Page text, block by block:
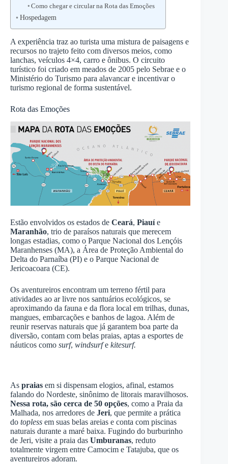
Como chegar e circular na Rota das Emoções
Hospedagem
A experiência traz ao turista uma mistura de paisagens e
recursos no trajeto feito com diversos meios, como
lanchas, veículos 4×4, carro e ônibus. O circuito
turístico foi criado em meados de 2005 pelo Sebrae e o
Ministério do Turismo para alavancar e incentivar o
turismo regional de forma sustentável.
Rota das Emoções
Estão envolvidos os estados de Ceará, Piauíe
Maranhão, trio de paraísos naturais que merecem
longas estadias, como o Parque Nacional dos Lençóis
Maranhenses (MA), a Área de Proteção Ambiental do
Delta do Parnaíba (PI) e o Parque Nacional de
Jericoacoara (CE).
Os aventureiros encontram um terreno fértil para
atividades ao ar livre nos santuários ecológicos, se
aproximando da fauna e da flora local em trilhas, dunas,
mangues, embarcações e banhos de lagoa. Além de
reunir reservas naturais que já garantem boa parte da
diversão, contam com belas praias, aptas a esportes de
náuticos como surf, windsurfe kitesurf.
As praias em si dispensam elogios, afinal, estamos
falando do Nordeste, sinônimo de litorais maravilhosos.
Nessa rota, são cerca de 50 opções, como a Praia da
Malhada, nos arredores de Jeri, que permite a prática
do topless em suas belas areias e conta com piscinas
naturais durante a maré baixa. Fugindo do burburinho
de Jeri, visite a praia das Umburanas, reduto
totalmente virgem entre Camocim e Tatajuba, que os
aventureiros adoram.